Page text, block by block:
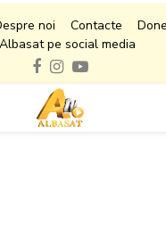
noi Contacte
Albasat pe social media
Facebook
Instagram
Youtube